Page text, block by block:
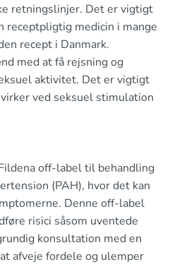
retningslinjer. Det er vigtigt
receptpligtig medicin i mange
recept i Danmark.
med at få rejsning og
aktivitet. Det er vigtigt
ved seksuel stimulation
off-label til behandling
(PAH), hvor det kan
Denne off-label
risici såsom uventede
konsultation med en
afveje fordele og ulemper